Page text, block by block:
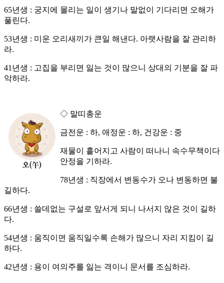
65년생 : 궁지에 몰리는 일이 생기나 말없이 기다리면 오해가
풀린다.
53년생 : 미운 오리새끼가 큰일 해낸다. 아랫사람을 잘 관리하
라.
41년생 : 고집을 부리면 잃는 것이 많으니 상대의 기분을 잘 파
악하라.
◇ 말띠총운
금전운 : 하, 애정운 : 하, 건강운 : 중
재물이 흩어지고 사람이 떠나니 속수무책이다
안정을 기하라.
78년생 : 직장에서 변동수가 오나 변동하면 불
길하다.
66년생 : 쓸데없는 구설로 앞서게 되니 나서지 않은 것이 길하
다.
54년생 : 움직이면 움직일수록 손해가 많으니 자리 지킴이 길
하다.
42년생 : 용이 여의주를 잃는 격이니 문서를 조심하라.